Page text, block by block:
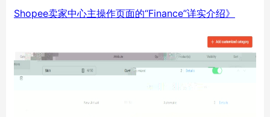
Shopee卖家中心主操作页面的“Finance”详实介绍》